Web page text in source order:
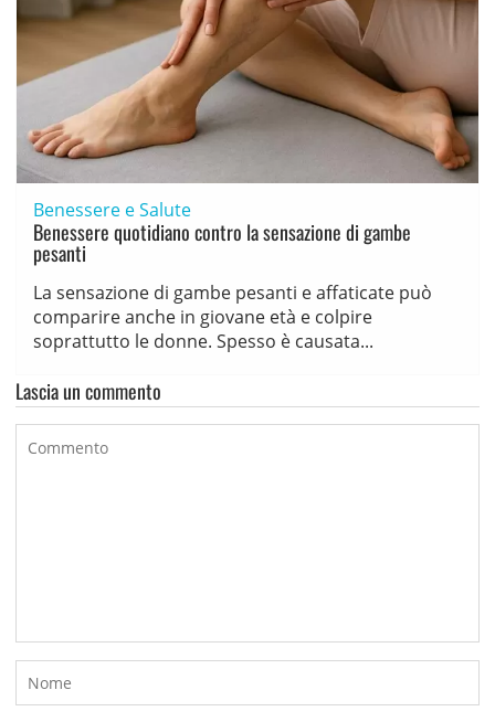
Benessere e Salute
Benessere quotidiano contro la sensazione di gambe
pesanti
La sensazione di gambe pesanti e affaticate può
comparire anche in giovane età e colpire
soprattutto le donne. Spesso è causata...
Lascia un commento